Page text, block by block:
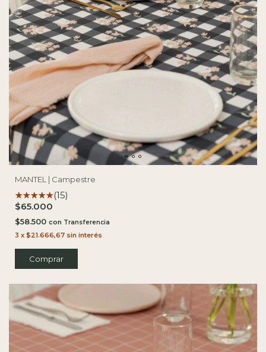
MANTEL | Campestre
(15)
$65.000
$58.500 con
3 x $21.666,67 sin interés
Comprar